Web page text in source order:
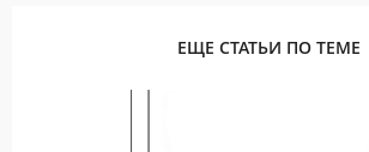
ЕЩЕ СТАТЬИ ПО ТЕМЕ